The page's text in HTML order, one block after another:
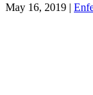
May 16, 2019 |